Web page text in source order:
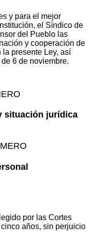
y para el mejor
el Síndico de
del Pueblo las
y cooperación de
presente Ley, así
6 de noviembre.
situación jurídica
por las Cortes
años, sin perjuicio